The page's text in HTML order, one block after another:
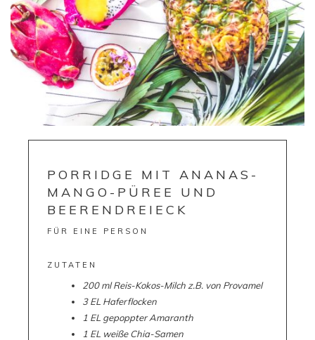
PORRIDGE MIT ANANAS-
MANGO-PÜREE UND
BEERENDREIECK
FÜR EINE PERSON
ZUTATEN
200 ml Reis-Kokos-Milch z.B. von Provamel
3 EL Haferflocken
1 EL gepoppter Amaranth
1 EL weiße Chia-Samen